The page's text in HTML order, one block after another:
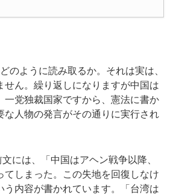
のように読み取るか。それは実は、
せん。繰り返しになりますが中国は
一党独裁国家ですから、憲法に書か
な人物の発言がその通りに実行され
には、「中国はアヘン戦争以降、
てしまった。この失地を回復しなけ
う内容が書かれています。「台湾は